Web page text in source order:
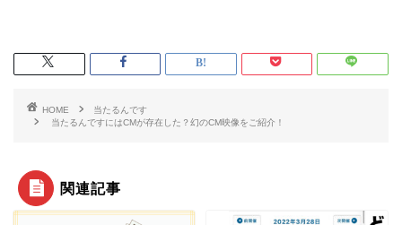
HOME
当たるんです
当たるんですにはCMが存在した？幻のCM映像をご紹介！
関連記事